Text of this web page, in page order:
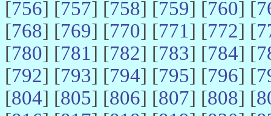
[756] [757] [758] [759] [760] [
[768] [769] [770] [771] [772] [
[780] [781] [782] [783] [784] [
[792] [793] [794] [795] [796] [
[804] [805] [806] [807] [808] [